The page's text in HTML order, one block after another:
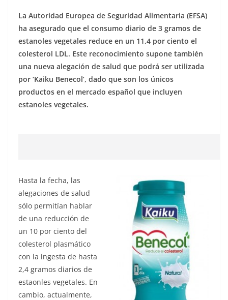
La Autoridad Europea de Seguridad Alimentaria (EFSA)
ha asegurado que el consumo diario de 3 gramos de
estanoles vegetales reduce en un 11,4 por ciento el
colesterol LDL. Este reconocimiento supone también
una nueva alegación de salud que podrá ser utilizada
por ‘Kaiku Benecol’, dado que son los únicos
productos en el mercado español que incluyen
estanoles vegetales.
Hasta la fecha, las
alegaciones de salud
sólo permitían hablar
de una reducción de
un 10 por ciento del
colesterol plasmático
con la ingesta de hasta
2,4 gramos diarios de
estaonles vegetales. En
cambio, actualmente,